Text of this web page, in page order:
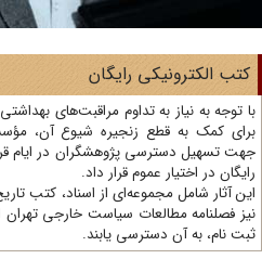
الکترونیکی رایگان
کمک به قطع زنجیره شیوع آن،
تسهیل دسترسی پژوهشگران در ایام
در اختیار عموم قرار داد.
آثار شامل مجموعه‌ای از اسناد، کتب
فصلنامه مطالعات سیاست خارجی تهران
نام، به آن دسترسی یابند.